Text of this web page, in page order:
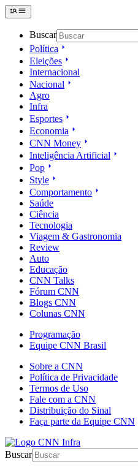
Buscar
Política
Eleições
Internacional
Nacional
Agro
Infra
Esportes
Economia
CNN Money
Inteligência Artificial
Pop
Style
Comportamento
Saúde
Ciência
Tecnologia
Viagem & Gastronomia
Review
Auto
Educação
CNN Talks
Fórum CNN
Blogs CNN
Colunas CNN
Programação
Equipe CNN Brasil
Sobre a CNN
Política de Privacidade
Termos de Uso
Fale com a CNN
Distribuição do Sinal
Faça parte da Equipe CNN
Buscar